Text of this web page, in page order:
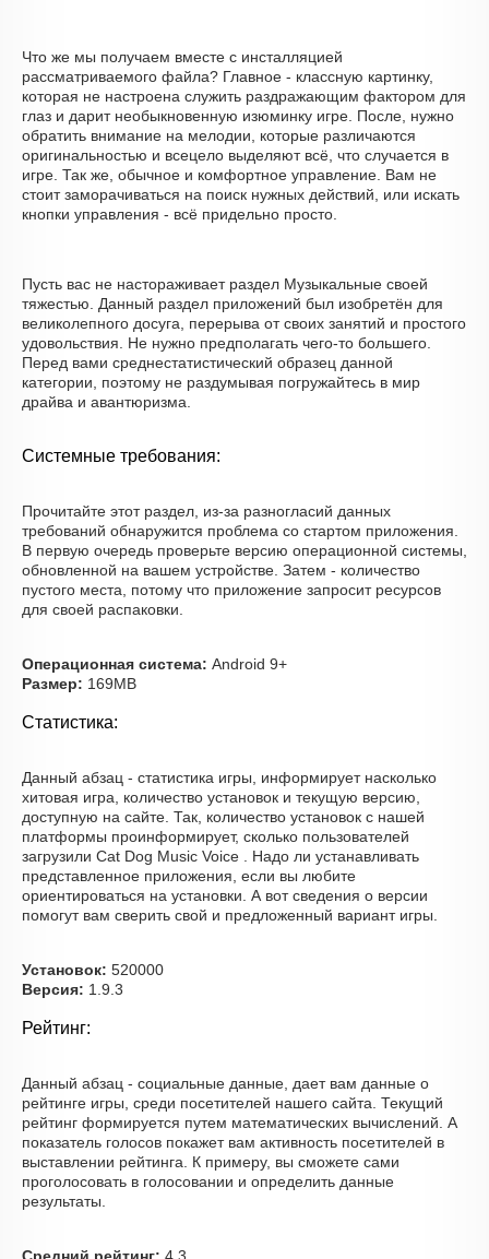
Что же мы получаем вместе с инсталляцией
рассматриваемого файла? Главное - классную картинку,
которая не настроена служить раздражающим фактором для
глаз и дарит необыкновенную изюминку игре. После, нужно
обратить внимание на мелодии, которые различаются
оригинальностью и всецело выделяют всё, что случается в
игре. Так же, обычное и комфортное управление. Вам не
стоит заморачиваться на поиск нужных действий, или искать
кнопки управления - всё придельно просто.
Пусть вас не настораживает раздел Музыкальные своей
тяжестью. Данный раздел приложений был изобретён для
великолепного досуга, перерыва от своих занятий и простого
удовольствия. Не нужно предполагать чего-то большего.
Перед вами среднестатистический образец данной
категории, поэтому не раздумывая погружайтесь в мир
драйва и авантюризма.
Системные требования:
Прочитайте этот раздел, из-за разногласий данных
требований обнаружится проблема со стартом приложения.
В первую очередь проверьте версию операционной системы,
обновленной на вашем устройстве. Затем - количество
пустого места, потому что приложение запросит ресурсов
для своей распаковки.
Операционная система: Android 9+
Размер: 169MB
Статистика:
Данный абзац - статистика игры, информирует насколько
хитовая игра, количество установок и текущую версию,
доступную на сайте. Так, количество установок с нашей
платформы проинформирует, сколько пользователей
загрузили Cat Dog Music Voice . Надо ли устанавливать
представленное приложения, если вы любите
ориентироваться на установки. А вот сведения о версии
помогут вам сверить свой и предложенный вариант игры.
Установок: 520000
Версия: 1.9.3
Рейтинг:
Данный абзац - социальные данные, дает вам данные о
рейтинге игры, среди посетителей нашего сайта. Текущий
рейтинг формируется путем математических вычислений. А
показатель голосов покажет вам активность посетителей в
выставлении рейтинга. К примеру, вы сможете сами
проголосовать в голосовании и определить данные
результаты.